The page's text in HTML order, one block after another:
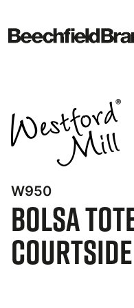
contenido
W950
Bolsa
Courtside